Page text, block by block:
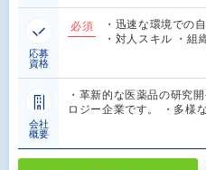
応募
資格
必須
・迅速な環境での
・対人スキル ・
会社
概要
・革新的な医薬品の研究
ロジー企業です。 ・多様